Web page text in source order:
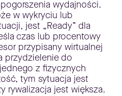
wydajności.
w wykryciu lub
jest „Ready” dla
czas lub procentowy
przypisany wirtualnej
przydzielenie do
z fizycznych
tym sytuacja jest
rywalizacja jest większa.